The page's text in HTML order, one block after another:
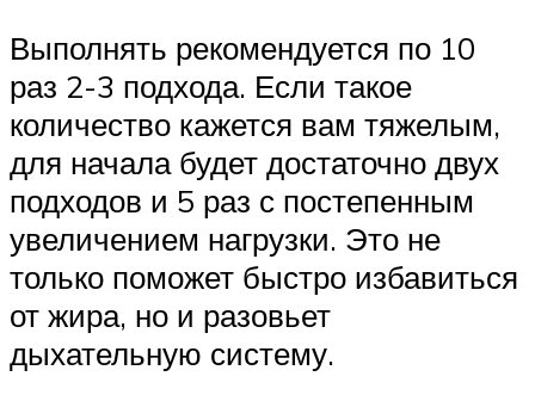
Выполнять рекомендуется по 10
раз 2-3 подхода. Если такое
количество кажется вам тяжелым,
для начала будет достаточно двух
подходов и 5 раз с постепенным
увеличением нагрузки. Это не
только поможет быстро избавиться
от жира, но и разовьет
дыхательную систему.